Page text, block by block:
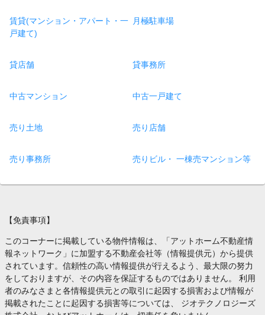
賃貸(マンション・アパート・一
戸建て)
月極駐車場
貸店舗 貸事務所
中古マンション 中古一戸建て
売り土地 売り店舗
売り事務所 売りビル・ 一棟売マンション等
【免責事項】
このコーナーに掲載している物件情報は、「アットホーム不動産情
報ネットワーク」に加盟する不動産会社等（情報提供元）から提供
されています。信頼性の高い情報提供が行えるよう、最大限の努力
をしておりますが、その内容を保証するものではありません。 利用
者のみなさまと各情報提供元との取引に起因する損害および情報が
掲載されたことに起因する損害等については、 ジオテクノロジーズ